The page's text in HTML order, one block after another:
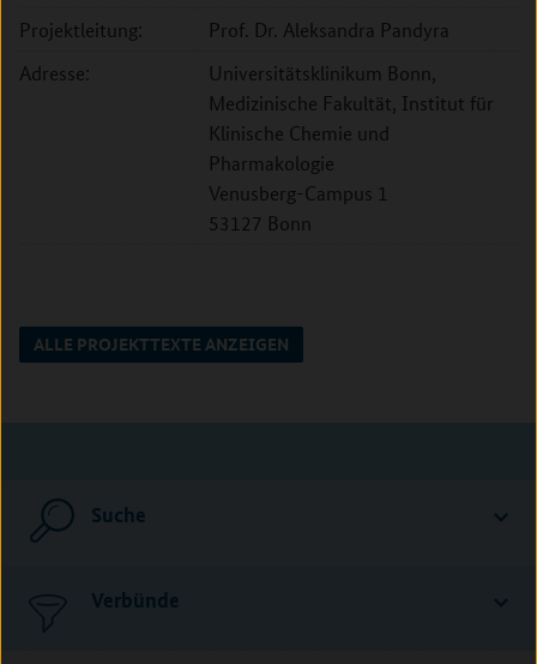
Projektleitung:
Prof. Dr. Aleksandra Pandyra
Adresse:
Universitätsklinikum Bonn,
Medizinische Fakultät, Institut für
Klinische Chemie und
Pharmakologie
Venusberg-Campus 1
53127 Bonn
ALLE PROJEKTTEXTE ANZEIGEN
Suche
Verbünde